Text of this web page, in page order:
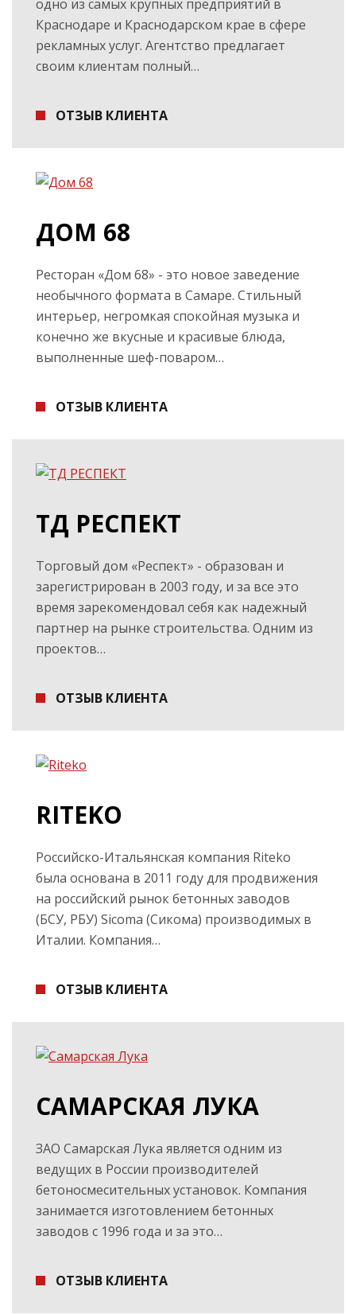
одно из самых крупных предприятий в
Краснодаре и Краснодарском крае в сфере
рекламных услуг. Агентство предлагает
своим клиентам полный…
ОТЗЫВ КЛИЕНТА
ДОМ 68
Ресторан «Дом 68» - это новое заведение
необычного формата в Самаре. Стильный
интерьер, негромкая спокойная музыка и
конечно же вкусные и красивые блюда,
выполненные шеф-поваром…
ОТЗЫВ КЛИЕНТА
ТД РЕСПЕКТ
Торговый дом «Респект» - образован и
зарегистрирован в 2003 году, и за все это
время зарекомендовал себя как надежный
партнер на рынке строительства. Одним из
проектов…
ОТЗЫВ КЛИЕНТА
RITEKO
Российско-Итальянская компания Riteko
была основана в 2011 году для продвижения
на российский рынок бетонных заводов
(БСУ, РБУ) Sicoma (Сикома) производимых в
Италии. Компания…
ОТЗЫВ КЛИЕНТА
САМАРСКАЯ ЛУКА
ЗАО Самарская Лука является одним из
ведущих в России производителей
бетоносмесительных установок. Компания
занимается изготовлением бетонных
заводов с 1996 года и за это…
ОТЗЫВ КЛИЕНТА